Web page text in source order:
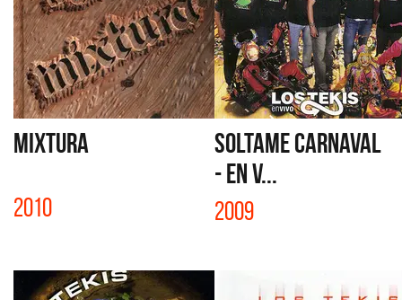
MIXTURA
2010
SOLTAME CARNAVAL
- EN V...
2009